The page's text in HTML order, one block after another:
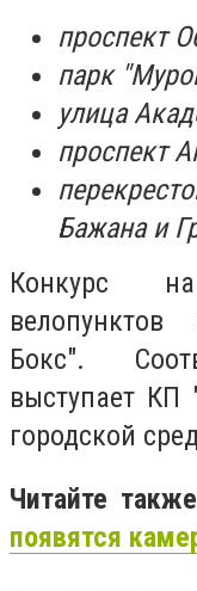
проспект
парк
улица
проспект
Бажана и
Конкурс
Бокс".
выступает КП
городской
Читайте
появятся